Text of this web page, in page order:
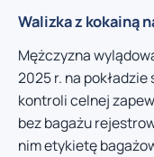
Walizka z kokainą
Mężczyzna
2025 r. na
kontroli celnej
bez bagażu
nim etykietę